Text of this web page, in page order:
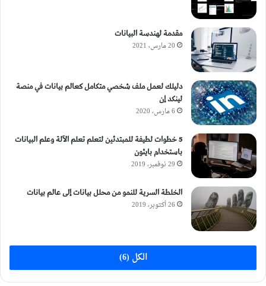
مقدمة لهندسة البيانات
20 مارس، 2021
دليلك لعمل ملف شخصي متكامل كعالم بيانات في منصة
لينكد إن
6 مارس، 2020
5 خطوات لطيفة للمبتدئين لتعلم تعلم الآلة وعلم البيانات
باستخدام بايثون
29 نوفمبر، 2019
الخلطة السرية للنمو من محلل بيانات إلى عالم بيانات
26 أكتوبر، 2019
الكل (6)